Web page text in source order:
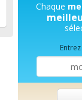
Chaque